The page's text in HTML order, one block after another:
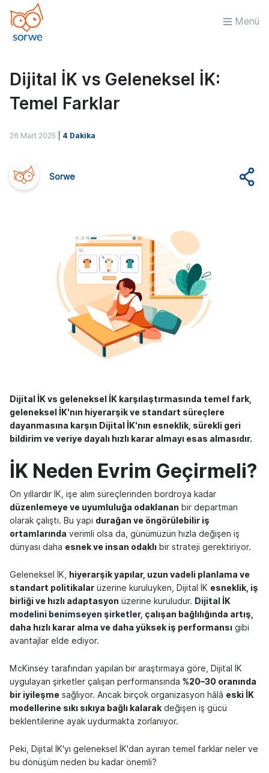
Menü
Dijital İK vs Geleneksel İK:
Temel Farklar
26 Mart 2025 4 Dakika
Sorwe
Dijital İK vs geleneksel İK karşılaştırmasında temel fark,
geleneksel İK'nın hiyerarşik ve standart süreçlere
dayanmasına karşın Dijital İK'nın esneklik, sürekli geri
bildirim ve veriye dayalı hızlı karar almayı esas almasıdır.
İK Neden Evrim Geçirmeli?
On yıllardır İK, işe alım süreçlerinden bordroya kadar
düzenlemeye ve uyumluluğa odaklanan bir departman
olarak çalıştı. Bu yapı durağan ve öngörülebilir iş
ortamlarında verimli olsa da, günümüzün hızla değişen iş
dünyası daha esnek ve insan odaklı bir strateji gerektiriyor.
Geleneksel İK, hiyerarşik yapılar, uzun vadeli planlama ve
standart politikalar üzerine kuruluyken, Dijital İK esneklik, iş
birliği ve hızlı adaptasyon üzerine kuruludur. Dijital İK
modelini benimseyen şirketler, çalışan bağlılığında artış,
daha hızlı karar alma ve daha yüksek iş performansı gibi
avantajlar elde ediyor.
McKinsey tarafından yapılan bir araştırmaya göre, Dijital İK
uygulayan şirketler çalışan performansında %20–30 oranında
bir iyileşme sağlıyor. Ancak birçok organizasyon hâlâ eski İK
modellerine sıkı sıkıya bağlı kalarak değişen iş gücü
beklentilerine ayak uydurmakta zorlanıyor.
Peki, Dijital İK'yı geleneksel İK'dan ayıran temel farklar neler ve
bu dönüşüm neden bu kadar önemli?